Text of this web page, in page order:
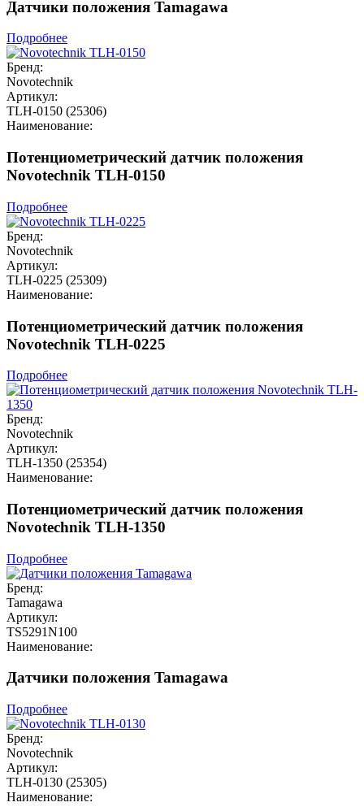
Датчики положения Tamagawa
Подробнее
Бренд:
Novotechnik
Артикул:
TLH-0150 (25306)
Наименование:
Потенциометрический датчик положения
Novotechnik TLH-0150
Подробнее
Бренд:
Novotechnik
Артикул:
TLH-0225 (25309)
Наименование:
Потенциометрический датчик положения
Novotechnik TLH-0225
Подробнее
Бренд:
Novotechnik
Артикул:
TLH-1350 (25354)
Наименование:
Потенциометрический датчик положения
Novotechnik TLH-1350
Подробнее
Бренд:
Tamagawa
Артикул:
TS5291N100
Наименование:
Датчики положения Tamagawa
Подробнее
Бренд:
Novotechnik
Артикул:
TLH-0130 (25305)
Наименование: